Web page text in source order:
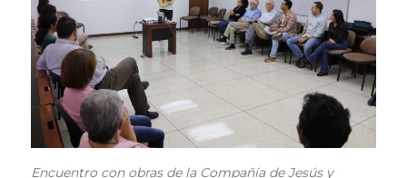
Encuentro con obras de la Compañía de Jesús y